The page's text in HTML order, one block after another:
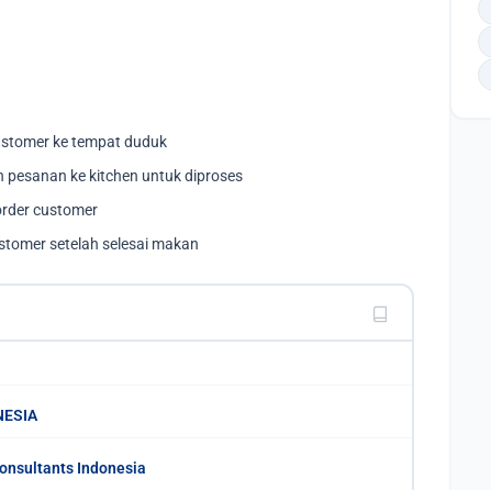
ke tempat duduk
ke kitchen untuk diproses
customer
setelah selesai makan
Indonesia